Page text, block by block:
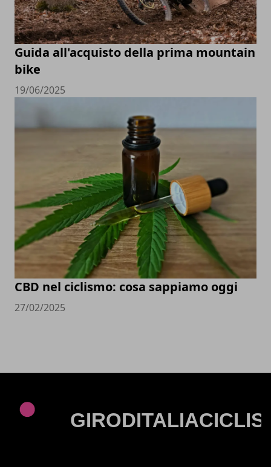
Guida all'acquisto della prima mountain
bike
19/06/2025
CBD nel ciclismo: cosa sappiamo oggi
27/02/2025